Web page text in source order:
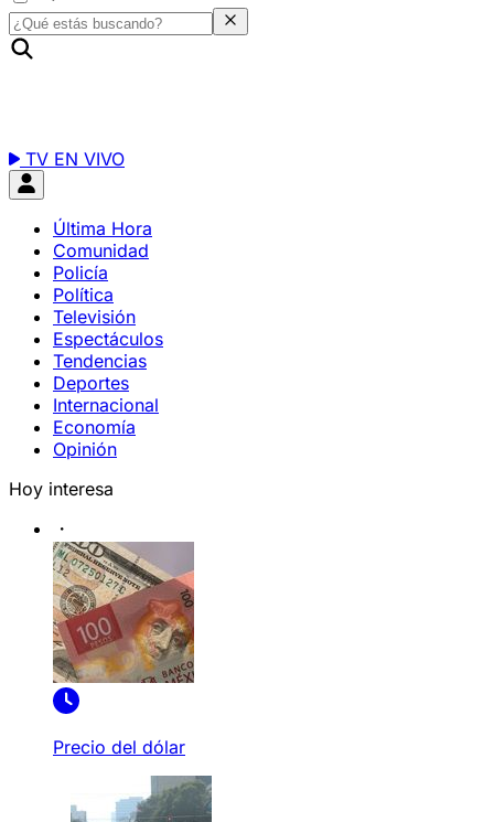
TV EN VIVO
Última Hora
Comunidad
Policía
Política
Televisión
Espectáculos
Tendencias
Deportes
Internacional
Economía
Opinión
Hoy interesa
Precio del dólar